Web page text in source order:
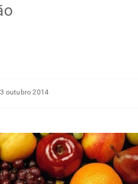
outubro 2014